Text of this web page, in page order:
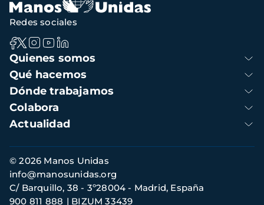
Navegación
principal
Quienes somos
Qué hacemos
Dónde trabajamos
Colabora
Actualidad
Redes sociales
Información
de
contacto
© 2026 Manos Unidas
C/ Barquillo, 38 - 3º28004 - Madrid, España
900 811 888
BIZUM 33439
info@manosunidas.org